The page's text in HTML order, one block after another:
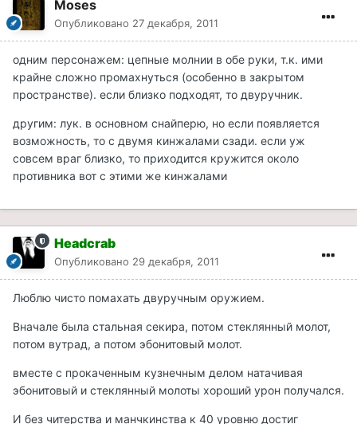
Moses
Опубликовано 27 декабря, 2011
одним персонажем: цепные молнии в обе руки, т.к. ими
крайне сложно промахнуться (особенно в закрытом
пространстве). если близко подходят, то двуручник.
другим: лук. в основном снайперю, но если появляется
возможность, то с двумя кинжалами сзади. если уж
совсем враг близко, то приходится кружится около
противника вот с этими же кинжалами
Headcrab
Опубликовано 29 декабря, 2011
Люблю чисто помахать двуручным оружием.
Вначале была стальная секира, потом стеклянный молот,
потом вутрад, а потом эбонитовый молот.
вместе с прокаченным кузнечным делом натачивая
эбонитовый и стеклянный молоты хороший урон получался.
И без читерства и манчкинства к 40 уровню достиг